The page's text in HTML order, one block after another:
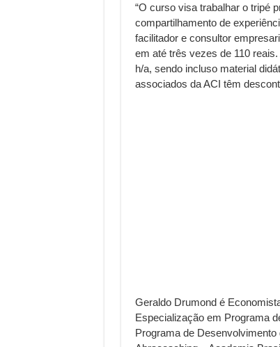
“O curso visa trabalhar o tripé
compartilhamento de
facilitador e consultor
em até três vezes de 110
h/a, sendo incluso material
associados da ACI têm
Geraldo Drumond é
Especialização em Programa
Programa de